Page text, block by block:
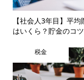
【社会人3年目】平均
はいくら？貯金のコ
税金